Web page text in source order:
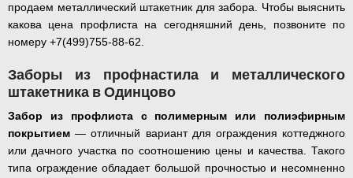
продаем металлический штакетник для забора. Чтобы выяснить
какова цена профлиста на сегодняшний день, позвоните по
номеру +7(499)755-88-62.
Заборы из профнастила и металлического
штакетника в Одинцово
Забор из профлиста с полимерным или полиэфирным
покрытием — отличный вариант для ограждения коттеджного
или дачного участка по соотношению цены и качества. Такого
типа ограждение обладает большой прочностью и несомненно